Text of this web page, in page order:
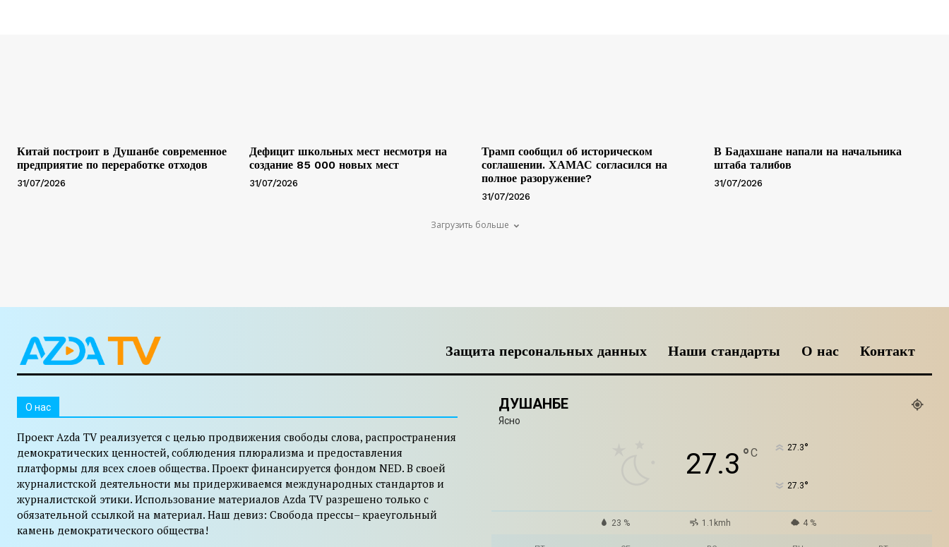
Китай построит в Душанбе современное
предприятие по переработке отходов
31/07/2026
Дефицит школьных мест несмотря на
создание 85 000 новых мест
31/07/2026
Трамп сообщил об историческом
соглашении. ХАМАС согласился на
полное разоружение?
31/07/2026
В Бадахшане напали на начальника
штаба талибов
31/07/2026
Загрузить больше
Защита персональных данных Наши стандарты О нас Контакт
O нас
Проект Azda TV реализуется с целью продвижения свободы слова, распространения
демократических ценностей, соблюдения плюрализма и предоставления
платформы для всех слоев общества. Проект финансируется фондом NED. В своей
журналистской деятельности мы придерживаемся международных стандартов и
журналистской этики. Использование материалов Azda TV разрешено только с
обязательной ссылкой на материал. Наш девиз: Свобода прессы– краеугольный
камень демократического общества!
ДУШАНБЕ
Ясно
27.3 °C 27.3°
27.3°
23 % 1.1kmh 4 %